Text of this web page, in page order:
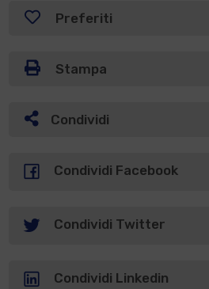
Preferiti
Stampa
Condividi
Condividi Facebook
Condividi Twitter
Condividi Linkedin